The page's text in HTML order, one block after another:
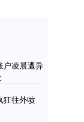
户凌晨遭异
狂往外喷